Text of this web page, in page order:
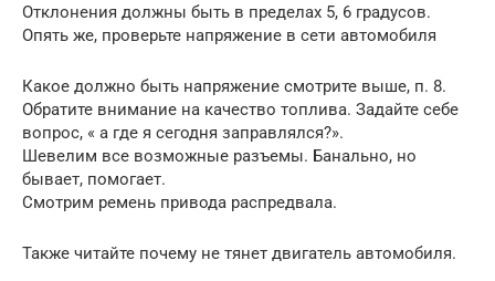
Отклонения должны быть в пределах 5, 6 градусов.
Опять же, проверьте напряжение в сети автомобиля
Какое должно быть напряжение смотрите выше, п. 8.
Обратите внимание на качество топлива. Задайте себе
вопрос, « а где я сегодня заправлялся?».
Шевелим все возможные разъемы. Банально, но
бывает, помогает.
Смотрим ремень привода распредвала.
Также читайте почему не тянет двигатель автомобиля.